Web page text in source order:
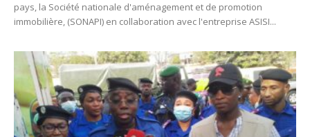
pays, la Société nationale d'aménagement et de promotion
immobilière, (SONAPI) en collaboration avec l'entreprise ASISI...